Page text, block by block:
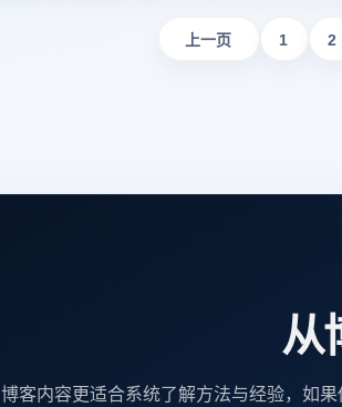
上一页 1 2
从
博客内容更适合系统了解方法与经验，如